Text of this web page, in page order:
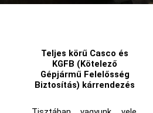
Teljes körű Casco és
KGFB (Kötelező
Gépjármű Felelősség
Biztosítás) kárrendezés